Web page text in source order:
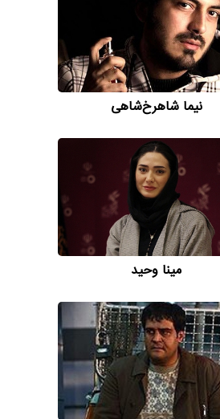
نیما شاهرخ‌شاهی
مینا وحید